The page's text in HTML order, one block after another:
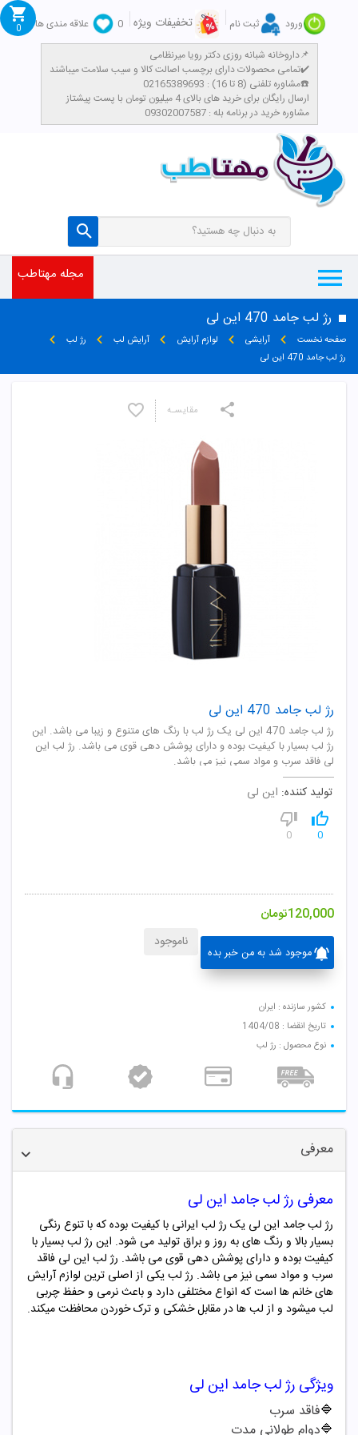
ورود ثبت نام تخفیفات ویژه 0
علاقه مندی ها
داروخانه شبانه روزی دکتر رویا میرنظامی📌
تمامی محصولات دارای برچسب اصالت کالا و سیب سلامت میباشند✔️
مشاوره تلفنی (8 تا 16) : 02165389693☎️
​ارسال رایگان برای خرید های بالای 4 میلیون تومان با پست پیشتاز
مشاوره خرید در برنامه بله : 09302007587
0
مجله مهتاطب
رژ لب جامد 470 این لی
صفحه نخست آرایشی لوازم آرایش آرایش لب
رژ لب
رژ لب جامد 470 این لی
رژ لب جامد 470 این لی
رژ لب جامد 470 این لی یک رژ لب با رنگ های متنوع و زیبا می باشد. این
رژ لب بسیار با کیفیت بوده و دارای پوشش دهی قوی می باشد. رژ لب این
لی فاقد سرب و مواد سمی نیز می باشد.
تولید کننده: این لی
0
0
120,000تومان
موجود شد به من خبر بده
ناموجود
مقایسـه
کشور سازنده : ایران
تاریخ انقضا : 1404/08
نوع محصول : رژ لب
معرفی
معرفی رژ لب جامد این لی
رژ لب جامد این لی یک رژ لب ایرانی با کیفیت بوده که با تنوع رنگی
بسیار بالا و رنگ های به روز و براق تولید می شود. این رژ لب بسیار با
کیفیت بوده و دارای پوشش دهی قوی می باشد. رژ لب این لی فاقد
سرب و مواد سمی نیز می باشد. رژ لب یکی از اصلی ترین لوازم آرایش
های خانم ها است که انواع مختلفی دارد و باعث نرمی و حفظ چربی
لب میشود و از لب ها در مقابل خشکی و ترک خوردن محافظت میکند.
ویژگی رژ لب جامد این لی
🔷فاقد سرب
🔷دوام طولانی مدت